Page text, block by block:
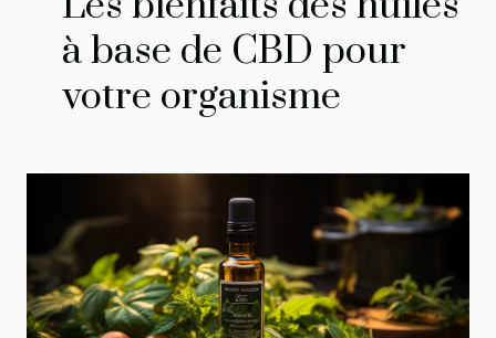
à base de CBD pour
votre organisme